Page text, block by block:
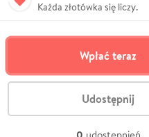
Każda złotówka się liczy.
Wpłać teraz
Udostępnij